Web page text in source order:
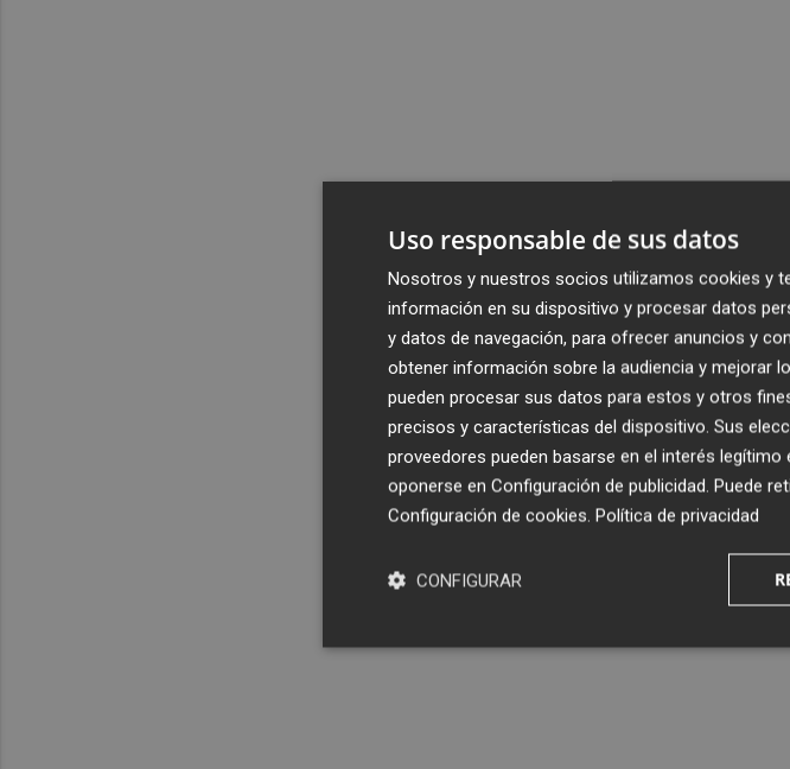
Uso responsable de sus datos
Nosotros y nuestros socios utilizamos cookies y
información en su dispositivo y procesar datos
y datos de navegación, para ofrecer anuncios y
obtener información sobre la audiencia y mejorar
pueden procesar sus datos para estos y otros
precisos y características del dispositivo. Sus
proveedores pueden basarse en el interés
oponerse en Configuración de publicidad. Puede
Configuración de cookies. Política de privacidad
CONFIGURAR